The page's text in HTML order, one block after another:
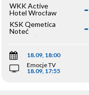
WKK Active
Hotel Wrocław
KSK Qemetica
Noteć
Inowrocław
18.09, 18:00
Emocje TV
18.09, 17:55